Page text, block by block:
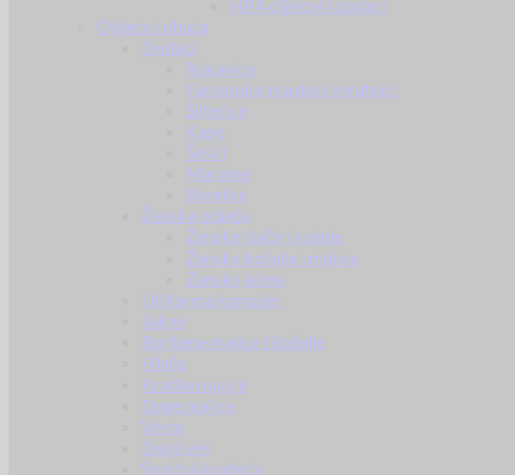
HPA dijelovi i dodaci
Odjeća i obuća
Dodaci
Rukavice
Fantomke, maske i ovratnici
Šilterice
Kape
Šeširi
Marame
Beretke
Ženska odjeća
Ženske hlače i suknje
Ženske košulje i majice
Ženske jakne
Uniforma komplet
Jakne
Borbene majice i košulje
Hlače
Kratke majice
Duge majice
Veste
Donji veš
Sportska odjeća